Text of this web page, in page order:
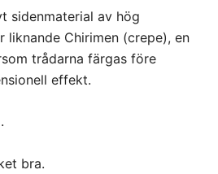
sidenmaterial av hög
liknande Chirimen (crepe), en
trådarna färgas före
effekt.
bra.